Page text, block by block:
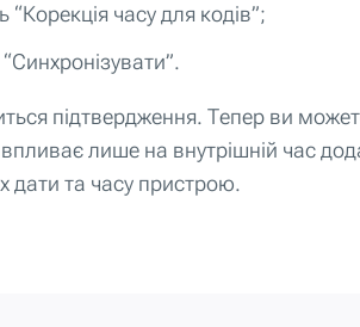
“Корекція часу для кодів”;
підтвердження. Тепер ви
впливає лише на внутрішній час
дати та часу пристрою.